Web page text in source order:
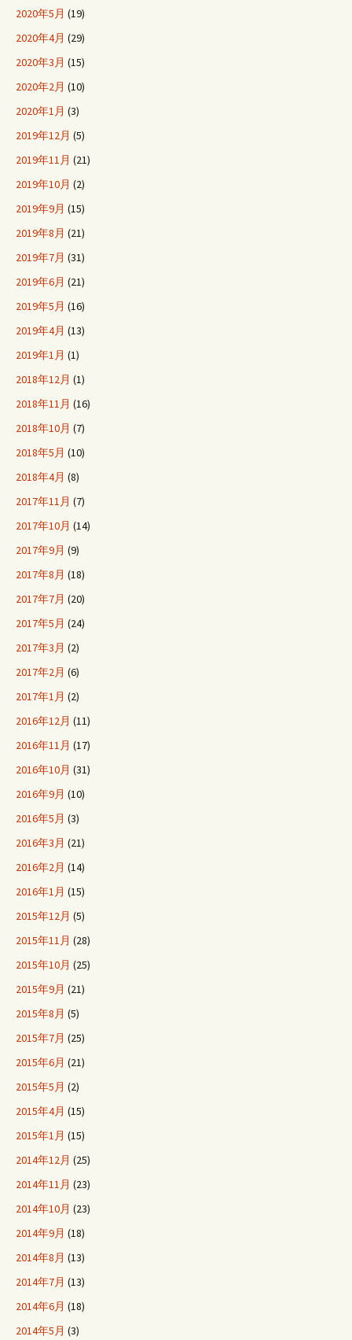
2020年5月 (19)
2020年4月 (29)
2020年3月 (15)
2020年2月 (10)
2020年1月 (3)
2019年12月 (5)
2019年11月 (21)
2019年10月 (2)
2019年9月 (15)
2019年8月 (21)
2019年7月 (31)
2019年6月 (21)
2019年5月 (16)
2019年4月 (13)
2019年1月 (1)
2018年12月 (1)
2018年11月 (16)
2018年10月 (7)
2018年5月 (10)
2018年4月 (8)
2017年11月 (7)
2017年10月 (14)
2017年9月 (9)
2017年8月 (18)
2017年7月 (20)
2017年5月 (24)
2017年3月 (2)
2017年2月 (6)
2017年1月 (2)
2016年12月 (11)
2016年11月 (17)
2016年10月 (31)
2016年9月 (10)
2016年5月 (3)
2016年3月 (21)
2016年2月 (14)
2016年1月 (15)
2015年12月 (5)
2015年11月 (28)
2015年10月 (25)
2015年9月 (21)
2015年8月 (5)
2015年7月 (25)
2015年6月 (21)
2015年5月 (2)
2015年4月 (15)
2015年1月 (15)
2014年12月 (25)
2014年11月 (23)
2014年10月 (23)
2014年9月 (18)
2014年8月 (13)
2014年7月 (13)
2014年6月 (18)
2014年5月 (3)